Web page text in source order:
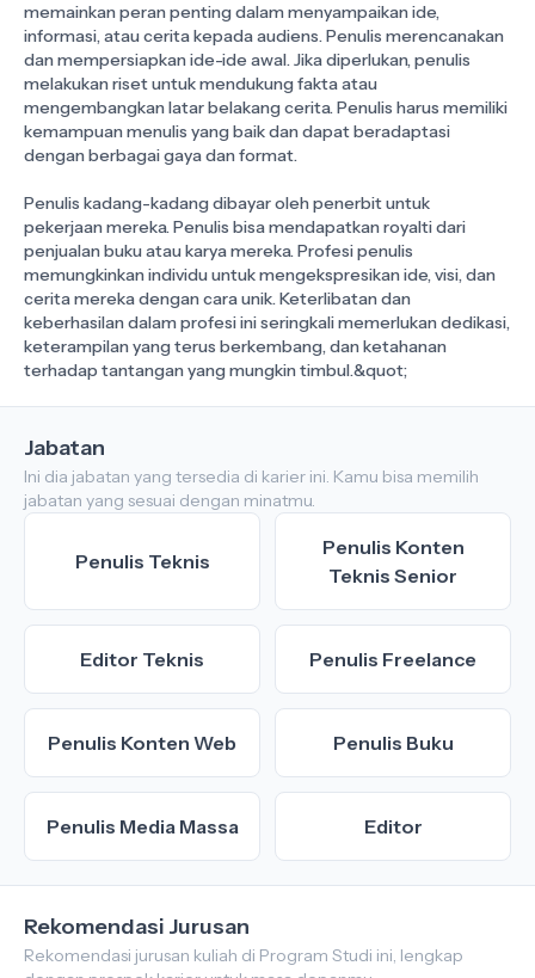
memainkan peran penting dalam menyampaikan ide,
informasi, atau cerita kepada audiens. Penulis merencanakan
dan mempersiapkan ide-ide awal. Jika diperlukan, penulis
melakukan riset untuk mendukung fakta atau
mengembangkan latar belakang cerita. Penulis harus memiliki
kemampuan menulis yang baik dan dapat beradaptasi
dengan berbagai gaya dan format.
Penulis kadang-kadang dibayar oleh penerbit untuk
pekerjaan mereka. Penulis bisa mendapatkan royalti dari
penjualan buku atau karya mereka. Profesi penulis
memungkinkan individu untuk mengekspresikan ide, visi, dan
cerita mereka dengan cara unik. Keterlibatan dan
keberhasilan dalam profesi ini seringkali memerlukan dedikasi,
keterampilan yang terus berkembang, dan ketahanan
Jabatan
Ini dia jabatan yang tersedia di karier ini. Kamu bisa memilih
jabatan yang sesuai dengan minatmu.
Penulis Teknis
Penulis Konten
Teknis Senior
Editor Teknis Penulis Freelance
Penulis Konten Web Penulis Buku
Penulis Media Massa Editor
Rekomendasi Jurusan
Rekomendasi jurusan kuliah di Program Studi ini, lengkap